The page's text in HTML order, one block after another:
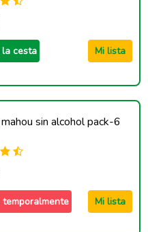
cesta Mi lista
sin alcohol pack-6
Mi lista